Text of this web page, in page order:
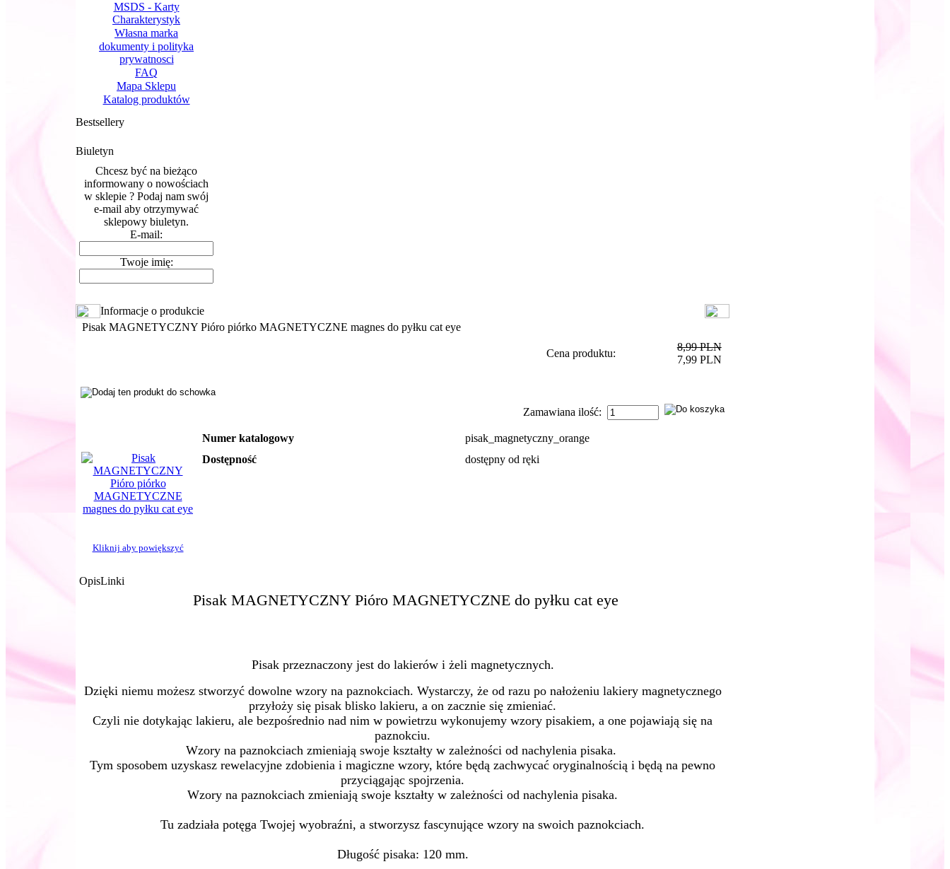
MSDS - Karty
Charakterystyk
Własna marka
dokumenty i polityka
prywatnosci
FAQ
Mapa Sklepu
Katalog produktów
Bestsellery
Biuletyn
Chcesz być na bieżąco
informowany o nowościach
w sklepie ? Podaj nam swój
e-mail aby otrzymywać
sklepowy biuletyn.
E-mail:
Twoje imię:
Informacje o produkcie
Pisak MAGNETYCZNY Pióro piórko MAGNETYCZNE magnes do pyłku cat eye
Cena produktu:
8,99 PLN
7,99 PLN
Zamawiana ilość:
Kliknij aby powiększyć
Numer katalogowy
pisak_magnetyczny_orange
Dostępność
dostępny od ręki
OpisLinki
Pisak MAGNETYCZNY Pióro MAGNETYCZNE do pyłku cat eye
Pisak przeznaczony jest do lakierów i żeli magnetycznych.
Dzięki niemu możesz stworzyć dowolne wzory na paznokciach. Wystarczy, że od razu po nałożeniu lakiery magnetycznego
przyłoży się pisak blisko lakieru, a on zacznie się zmieniać.
Czyli nie dotykając lakieru, ale bezpośrednio nad nim w powietrzu wykonujemy wzory pisakiem, a one pojawiają się na
paznokciu.
Wzory na paznokciach zmieniają swoje kształty w zależności od nachylenia pisaka.
Tym sposobem uzyskasz rewelacyjne zdobienia i magiczne wzory, które będą zachwycać oryginalnością i będą na pewno
przyciągając spojrzenia.
Wzory na paznokciach zmieniają swoje kształty w zależności od nachylenia pisaka.
Tu zadziała potęga Twojej wyobraźni, a stworzysz fascynujące wzory na swoich paznokciach.
Długość pisaka: 120 mm.